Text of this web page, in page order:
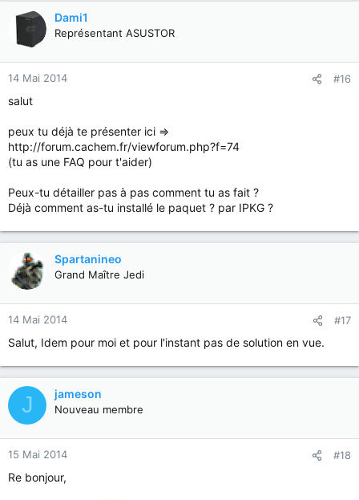
Dami1
Représentant ASUSTOR
14 Mai 2014 #16
salut
peux tu déjà te présenter ici =>
http://forum.cachem.fr/viewforum.php?f=74
(tu as une FAQ pour t'aider)
Peux-tu détailler pas à pas comment tu as fait ?
Déjà comment as-tu installé le paquet ? par IPKG ?
Spartanineo
Grand Maître Jedi
14 Mai 2014 #17
Salut, Idem pour moi et pour l'instant pas de solution en vue.
J jameson
Nouveau membre
15 Mai 2014 #18
Re bonjour,